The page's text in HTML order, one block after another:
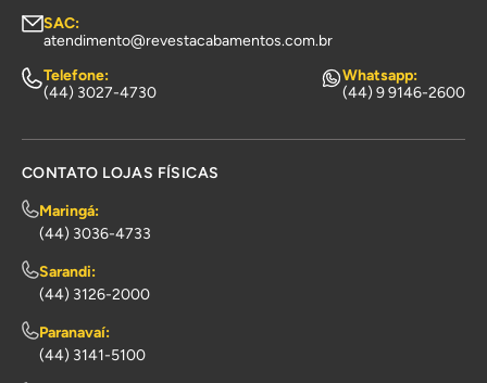
SAC:
atendimento@revestacabamentos.com.br
Telefone:
(44) 3027-4730
Whatsapp:
(44) 9 9146-2600
CONTATO LOJAS FÍSICAS
Maringá:
(44) 3036-4733
Sarandi:
(44) 3126-2000
Paranavaí:
(44) 3141-5100